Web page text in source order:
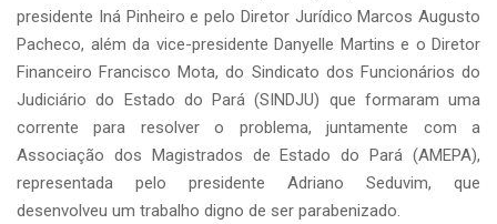
presidente Iná Pinheiro e pelo Diretor Jurídico Marcos Augusto
Pacheco, além da vice-presidente Danyelle Martins e o Diretor
Financeiro Francisco Mota, do Sindicato dos Funcionários do
Judiciário do Estado do Pará (SINDJU) que formaram uma
corrente para resolver o problema, juntamente com a
Associação dos Magistrados de Estado do Pará (AMEPA),
representada pelo presidente Adriano Seduvim, que
desenvolveu um trabalho digno de ser parabenizado.